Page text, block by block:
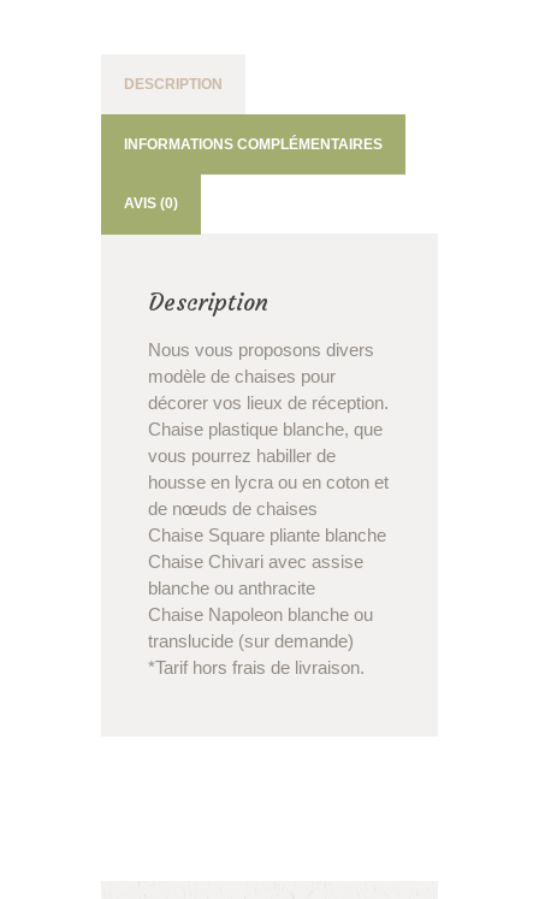
DESCRIPTION
INFORMATIONS COMPLÉMENTAIRES
AVIS (0)
Description
Nous vous proposons divers
modèle de chaises pour
décorer vos lieux de réception.
Chaise plastique blanche, que
vous pourrez habiller de
housse en lycra ou en coton et
de nœuds de chaises
Chaise Square pliante blanche
Chaise Chivari avec assise
blanche ou anthracite
Chaise Napoleon blanche ou
translucide (sur demande)
*Tarif hors frais de livraison.